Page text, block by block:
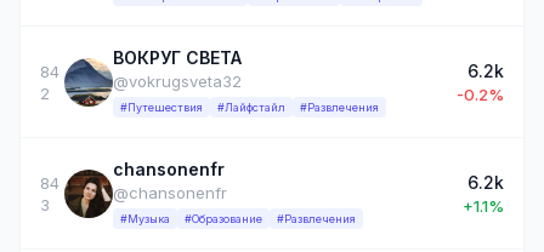
84
2
ВОКРУГ СВЕТА
@vokrugsveta32
#Путешествия #Лайфстайл #Развлечения
6.2k
-0.2%
84
3
chansonenfr
@chansonenfr
#Музыка #Образование #Развлечения
6.2k
+1.1%